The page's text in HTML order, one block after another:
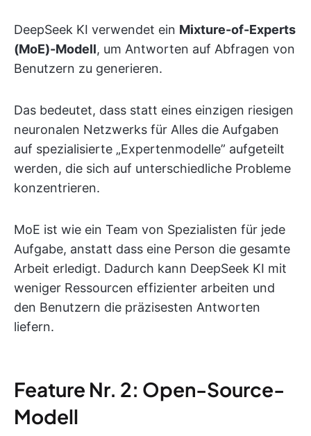
DeepSeek KI verwendet ein Mixture-of-Experts
(MoE)-Modell, um Antworten auf Abfragen von
Benutzern zu generieren.
Das bedeutet, dass statt eines einzigen riesigen
neuronalen Netzwerks für Alles die Aufgaben
auf spezialisierte „Expertenmodelle” aufgeteilt
werden, die sich auf unterschiedliche Probleme
konzentrieren.
MoE ist wie ein Team von Spezialisten für jede
Aufgabe, anstatt dass eine Person die gesamte
Arbeit erledigt. Dadurch kann DeepSeek KI mit
weniger Ressourcen effizienter arbeiten und
den Benutzern die präzisesten Antworten
liefern.
Feature Nr. 2: Open-Source-
Modell